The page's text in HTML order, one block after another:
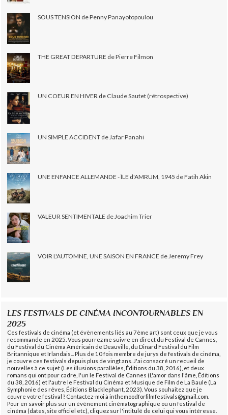
SOUS TENSION de Penny Panayotopoulou
THE GREAT DEPARTURE de Pierre Filmon
UN COEUR EN HIVER de Claude Sautet (rétrospective)
UN SIMPLE ACCIDENT de Jafar Panahi
UNE ENFANCE ALLEMANDE - ÎLE d'AMRUM, 1945 de Fatih Akin
VALEUR SENTIMENTALE de Joachim Trier
VOIR L'AUTOMNE, UNE SAISON EN FRANCE de Jeremy Frey
LES FESTIVALS DE CINÉMA INCONTOURNABLES EN
2025
Ces festivals de cinéma (et évènements liés au 7ème art) sont ceux que je vous
recommande en 2025. Vous pourrez me suivre en direct du Festival de Cannes,
du Festival du Cinéma Américain de Deauville, du Dinard Festival du Film
Britannique et Irlandais... Plus de 10 fois membre de jurys de festivals de cinéma,
je couvre ces festivals depuis plus de vingt ans. J'ai consacré un recueil de
nouvelles à ce sujet (Les illusions parallèles, Éditions du 38, 2016), et deux
romans qui ont pour cadre, l'un le Festival de Cannes (L'amor dans l'âme, Éditions
du 38, 2016) et l'autre le Festival du Cinéma et Musique de Film de La Baule (La
Symphonie des rêves, Éditions Blacklephant, 2023). Vous souhaitez que je
couvre votre festival ? Contactez-moi à inthemoodforfilmfestivals@gmail.com.
Pour en savoir plus sur un évènement cinématographique ou un festival de
cinéma (dates, site officiel etc), cliquez sur l'intitulé de celui qui vous intéresse.